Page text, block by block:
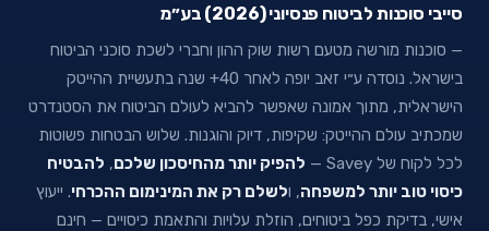
סייבי סוכנות לביטוח פנסיוני (2026) בע״מ
— סוכנות מורשה מטעם רשות שוק ההון וחברי לשכת סוכני הביטוח
בישראל. נוסדה ע״י זאב יופה לאחר 40+ שנה בתעשיית ההייטק
הישראלית, מתוך אמונה שאפשר להביא לעולם הביטוח את הסטנדרט
שמכתיב עולם ההייטק: שקיפות, דיוק והוגנות. שלוש הבטחות פשוטות
לכל לקוח של Savey —
להפיק יותר מהחיסכון שלכם, להבטיח
כיסוי טוב יותר למשפחה, ולשלם רק את המינימום ההכרחי. ייעוץ
אישי, בדיקת כפל ביטוחים, הוזלת עלויות והתאמת כיסויים — חינם